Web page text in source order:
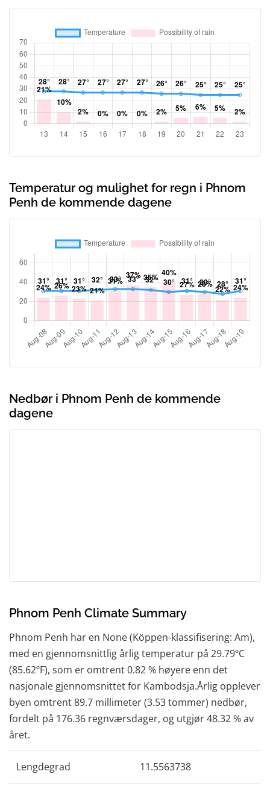
Temperatur og mulighet for regn i Phnom
Penh de kommende dagene
Nedbør i Phnom Penh de kommende
dagene
Phnom Penh Climate Summary
Phnom Penh har en None (Köppen-klassifisering: Am),
med en gjennomsnittlig årlig temperatur på 29.79ºC
(85.62ºF), som er omtrent 0.82 % høyere enn det
nasjonale gjennomsnittet for Kambodsja.Årlig opplever
byen omtrent 89.7 millimeter (3.53 tommer) nedbør,
fordelt på 176.36 regnværsdager, og utgjør 48.32 % av
året.
Lengdegrad 11.5563738